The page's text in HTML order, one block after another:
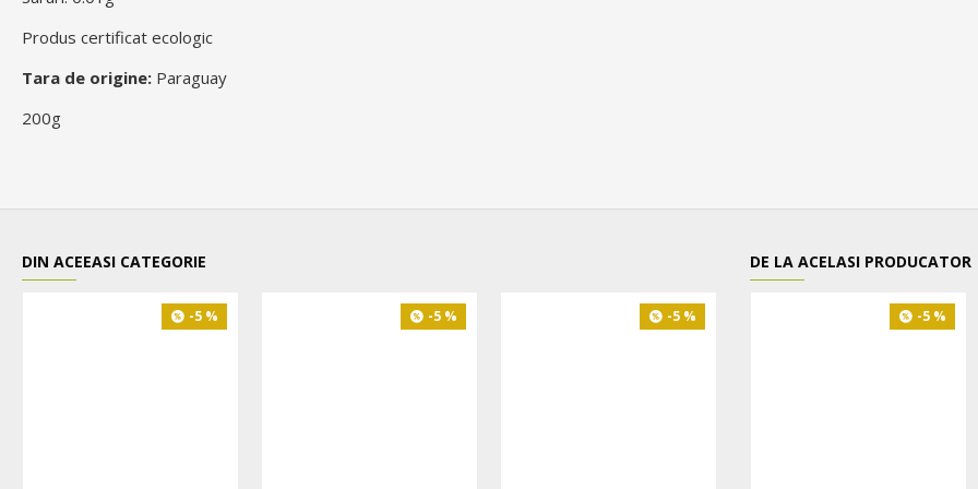
Produs certificat ecologic
Tara de origine: Paraguay
200g
DIN ACEEASI CATEGORIE
-5 % -5 % -5 % -5 %
DE LA ACELASI PRODUCATOR
-5 %